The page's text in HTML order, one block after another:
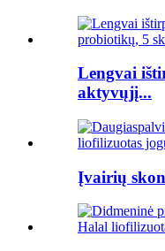
Lengvai
aktyvųjį...
Įvairių